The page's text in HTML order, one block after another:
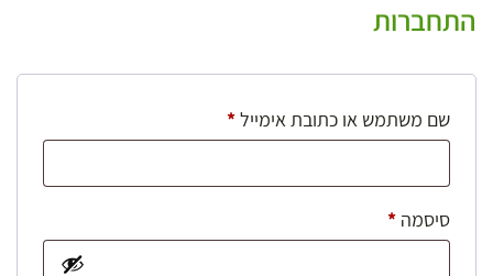
התחברות
שם משתמש או כתובת אימייל*חובה
סיסמה *חובה